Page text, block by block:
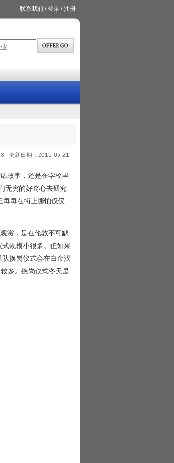
联系我们 /登录 /注册
更新日期：2015-05-21
故事，还是在学校里
无穷的好奇心去研究
每每在街上哪怕仅仅
赏，是在伦敦不可缺
规模小很多。但如果
换岗仪式会在白金汉
多。换岗仪式冬天是